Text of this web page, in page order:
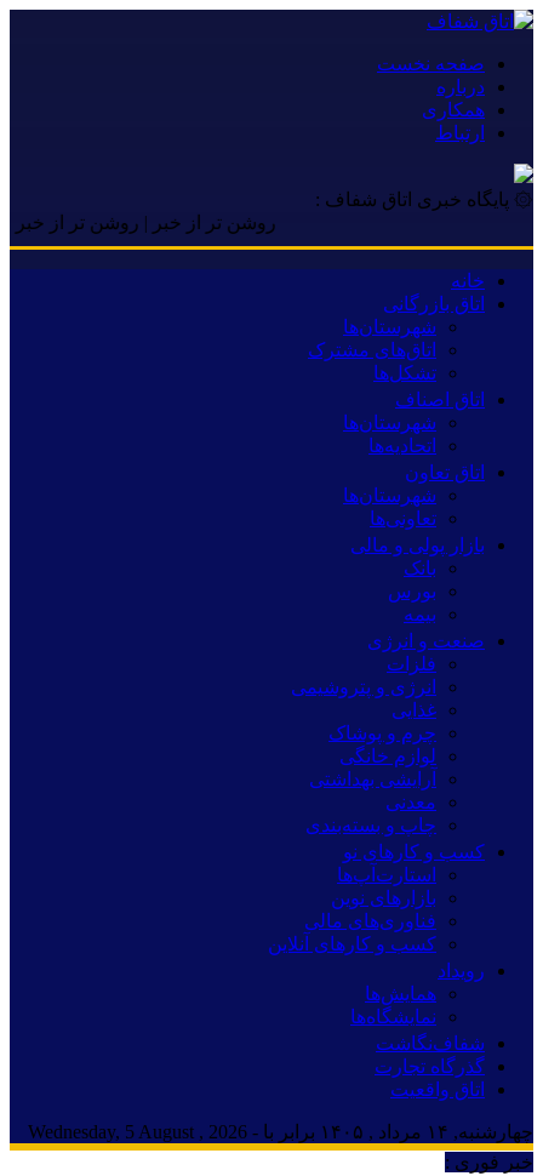
صفحه نخست
درباره
همکاری
ارتباط
۞ پایگاه خبری اتاق شفاف :
روشن تر از خبر | روشن تر از خبر |
خانه
اتاق بازرگانی
شهرستان‌ها
اتاق‌های مشترک
تشکل‌ها
اتاق اصناف
شهرستان‌ها
اتحادیه‌ها
اتاق تعاون
شهرستان‌ها
تعاونی‌ها
بازار پولی و مالی
بانک
بورس
بیمه
صنعت و انرژی
فلزات
انرژی و پتروشیمی
غذایی
چرم و پوشاک
لوازم خانگی
آرایشی بهداشتی
معدنی
چاپ و بسته‌بندی
کسب و کارهای نو
استارت‌آپ‌ها
بازارهای نوین
فناوری‌های مالی
کسب و کارهای آنلاین
رویداد
همایش‌ها
نمایشگاه‌ها
شفاف‌نگاشت
گذرگاه تجارت
اتاق واقعیت
چهارشنبه, ۱۴ مرداد , ۱۴۰۵ برابر با - Wednesday, 5 August , 2026
خبر فوری :